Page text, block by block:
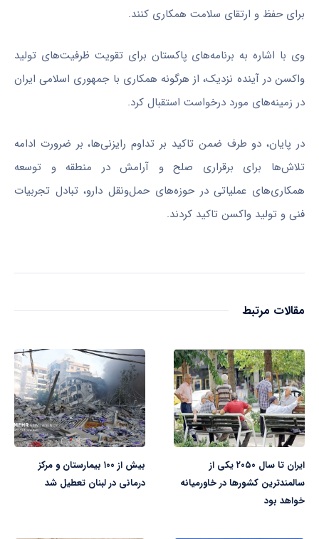
برای حفظ و ارتقای سلامت همکاری کنند.
وی با اشاره به برنامه‌های پاکستان برای تقویت ظرفیت‌های تولید
واکسن در آینده نزدیک، از هرگونه همکاری با جمهوری اسلامی ایران
در زمینه‌های مورد درخواست استقبال کرد.
در پایان، دو طرف ضمن تاکید بر تداوم رایزنی‌ها، بر ضرورت ادامه
تلاش‌ها برای برقراری صلح و آرامش در منطقه و توسعه
همکاری‌های عملیاتی در حوزه‌های حمل‌ونقل دارو، تبادل تجربیات
فنی و تولید واکسن تاکید کردند.
مقالات مرتبط
ایران تا سال ۲۰۵۰ یکی از
سالمندترین کشورها در خاورمیانه
خواهد بود
بیش از ۱۰۰ بیمارستان و مرکز
درمانی در لبنان تعطیل شد